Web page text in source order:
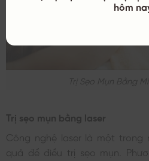
Trị Sẹo Mụn Bằng
Trị sẹo mụn bằng laser
Công nghệ laser là một trong
quả để điều trị sẹo mụn.
hôm